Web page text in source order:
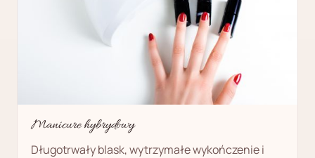
Manicure hybrydowy
Długotrwały blask, wytrzymałe wykończenie i